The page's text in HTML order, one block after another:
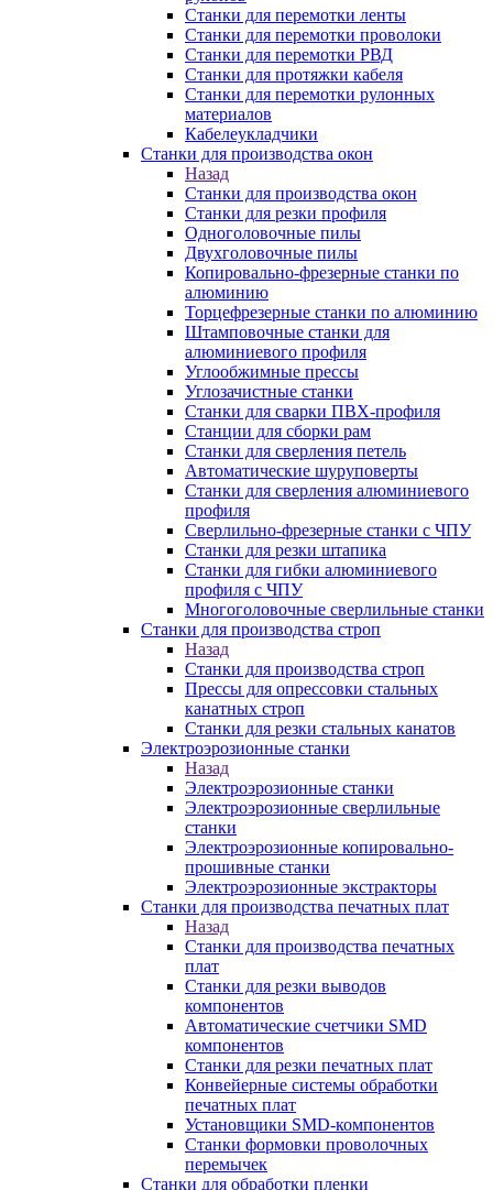
Станки для перемотки ленты
Станки для перемотки проволоки
Станки для перемотки РВД
Станки для протяжки кабеля
Станки для перемотки рулонных
материалов
Кабелеукладчики
Станки для производства окон
Назад
Станки для производства окон
Станки для резки профиля
Одноголовочные пилы
Двухголовочные пилы
Копировально-фрезерные станки по
алюминию
Торцефрезерные станки по алюминию
Штамповочные станки для
алюминиевого профиля
Углообжимные прессы
Углозачистные станки
Станки для сварки ПВХ-профиля
Станции для сборки рам
Станки для сверления петель
Автоматические шуруповерты
Станки для сверления алюминиевого
профиля
Сверлильно-фрезерные станки с ЧПУ
Станки для резки штапика
Станки для гибки алюминиевого
профиля с ЧПУ
Многоголовочные сверлильные станки
Станки для производства строп
Назад
Станки для производства строп
Прессы для опрессовки стальных
канатных строп
Станки для резки стальных канатов
Электроэрозионные станки
Назад
Электроэрозионные станки
Электроэрозионные сверлильные
станки
Электроэрозионные копировально-
прошивные станки
Электроэрозионные экстракторы
Станки для производства печатных плат
Назад
Станки для производства печатных
плат
Станки для резки выводов
компонентов
Автоматические счетчики SMD
компонентов
Станки для резки печатных плат
Конвейерные системы обработки
печатных плат
Установщики SMD-компонентов
Станки формовки проволочных
перемычек
Станки для обработки пленки